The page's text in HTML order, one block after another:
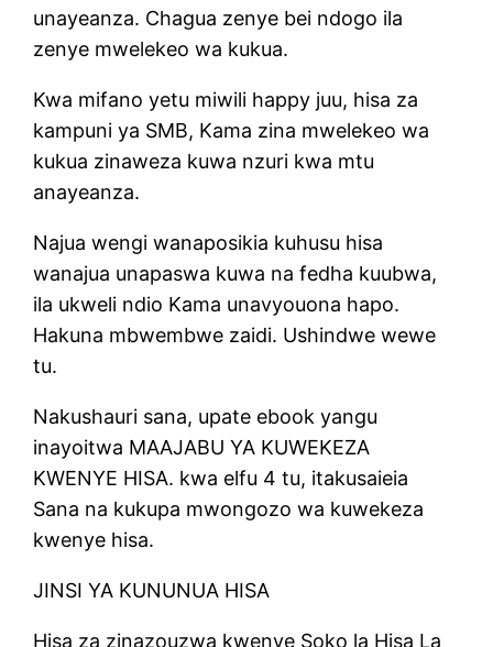
unayeanza. Chagua zenye bei ndogo ila
zenye mwelekeo wa kukua.
Kwa mifano yetu miwili happy juu, hisa za
kampuni ya SMB, Kama zina mwelekeo wa
kukua zinaweza kuwa nzuri kwa mtu
anayeanza.
Najua wengi wanaposikia kuhusu hisa
wanajua unapaswa kuwa na fedha kuubwa,
ila ukweli ndio Kama unavyouona hapo.
Hakuna mbwembwe zaidi. Ushindwe wewe
tu.
Nakushauri sana, upate ebook yangu
inayoitwa MAAJABU YA KUWEKEZA
KWENYE HISA. kwa elfu 4 tu, itakusaieia
Sana na kukupa mwongozo wa kuwekeza
kwenye hisa.
JINSI YA KUNUNUA HISA
Hisa za zinazouzwa kwenye Soko la Hisa La